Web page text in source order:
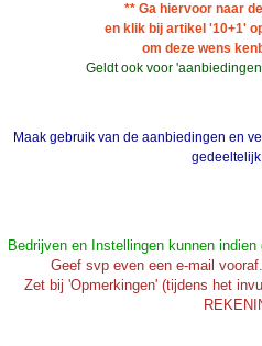
** Ga hiervoor naar
en klik bij artikel '10+1'
om deze wens
Geldt ook voor
Maak gebruik van de aanbiedingen en
Bedrijven en Instellingen kunnen
Geef svp even een e-mail
Zet bij 'Opmerkingen' (tijdens het